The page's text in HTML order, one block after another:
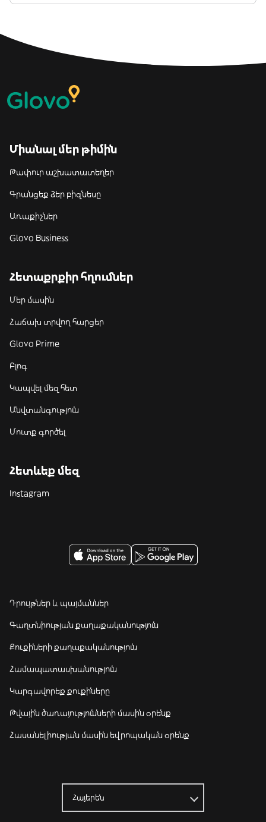
Միանալ մեր թիմին
Թափուր աշխատատեղեր
Գրանցեք ձեր բիզնեսը
Առաքիչներ
Glovo Business
Հետաքրքիր հղումներ
Մեր մասին
Հաճախ տրվող հարցեր
Glovo Prime
Բլոգ
Կապվել մեզ հետ
Անվտանգություն
Մուտք գործել
Հետևեք մեզ
Instagram
Դրույթներ և պայմաններ
Գաղտնիության քաղաքականություն
Քուքիների քաղաքականություն
Համապատասխանություն
Կարգավորեք քուքիները
Թվային ծառայությունների մասին օրենք
Հասանելիության մասին եվրոպական օրենք